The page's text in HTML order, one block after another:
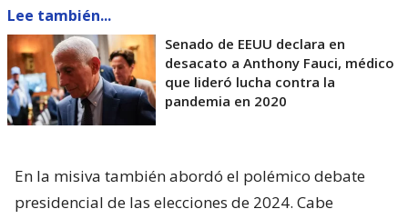
Lee también...
Senado de EEUU declara en
desacato a Anthony Fauci, médico
que lideró lucha contra la
pandemia en 2020
En la misiva también abordó el polémico debate
presidencial de las elecciones de 2024. Cabe